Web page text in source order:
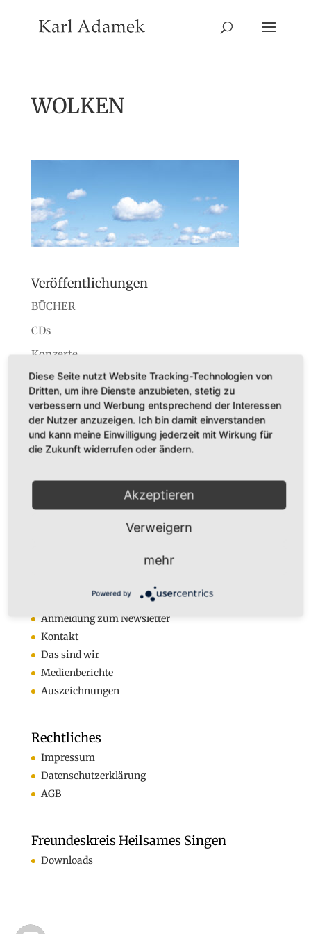
WOLKEN
Veröffentlichungen
BÜCHER
CDs
Konzerte
Startseite
Augustastr. 32
Tel. +49 (0)160-7877562
Fax +49 (0)2324-570405
infos@karladamek.de
Anmeldung zum Newsletter
Kontakt
Das sind wir
Medienberichte
Auszeichnungen
Rechtliches
Impressum
Datenschutzerklärung
AGB
Freundeskreis Heilsames Singen
Downloads
Diese Seite nutzt Website Tracking-Technologien von
Dritten, um ihre Dienste anzubieten, stetig zu
verbessern und Werbung entsprechend der Interessen
der Nutzer anzuzeigen. Ich bin damit einverstanden
und kann meine Einwilligung jederzeit mit Wirkung für
die Zukunft widerrufen oder ändern.
Akzeptieren
Verweigern
mehr
Powered by